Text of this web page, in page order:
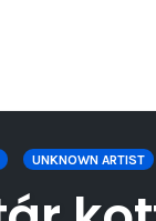
UNKNOWN ARTIST